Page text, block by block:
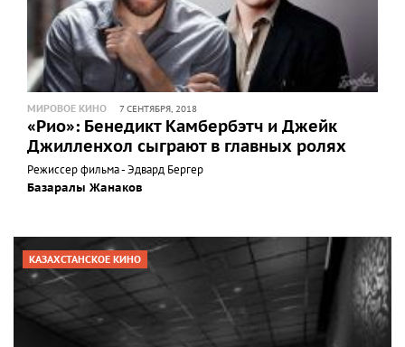
МИРОВОЕ КИНО 7 СЕНТЯБРЯ, 2018
«Рио»: Бенедикт Камбербэтч и Джейк
Джилленхол сыграют в главных ролях
Режиссер фильма - Эдвард Бергер
Базаралы Жанаков
КАЗАХСТАНСКОЕ КИНО